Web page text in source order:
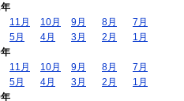
11月 10月 9月 8月
7月
5月 4月 3月 2月
1月
11月 10月 9月 8月
7月
5月 4月 3月 2月
1月